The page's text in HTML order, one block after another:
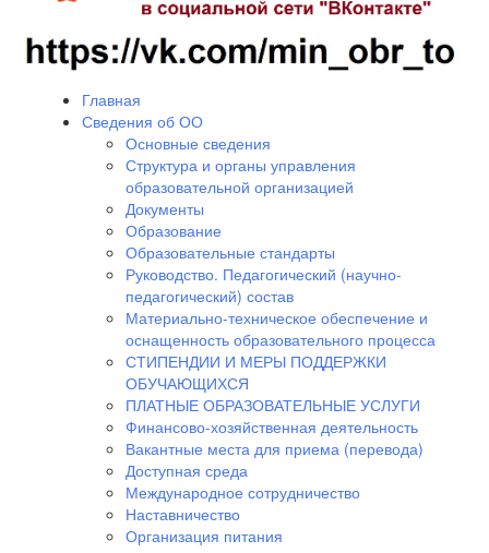
Главная
Сведения об ОО
Основные сведения
Структура и органы управления
образовательной организацией
Документы
Образование
Образовательные стандарты
Руководство. Педагогический (научно-
педагогический) состав
Материально-техническое обеспечение и
оснащенность образовательного процесса
СТИПЕНДИИ И МЕРЫ ПОДДЕРЖКИ
ОБУЧАЮЩИХСЯ
ПЛАТНЫЕ ОБРАЗОВАТЕЛЬНЫЕ УСЛУГИ
Финансово-хозяйственная деятельность
Вакантные места для приема (перевода)
Доступная среда
Международное сотрудничество
Наставничество
Организация питания